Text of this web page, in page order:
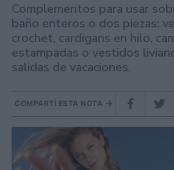
Complementos para usar
baño enteros o dos piezas:
crochet, cardigans en hilo,
estampadas o vestidos
salidas de vacaciones.
COMPARTÍ ESTA NOTA